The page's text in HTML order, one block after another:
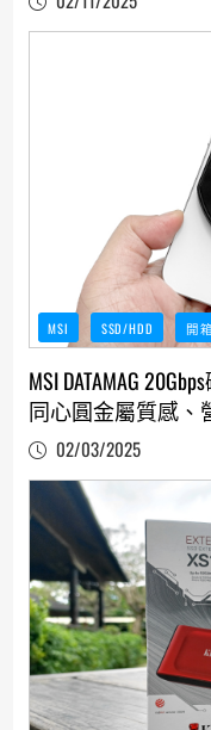
MSI SSD/HDD 開
MSI DATAMAG
同心圓金屬質感、
02/03/2025